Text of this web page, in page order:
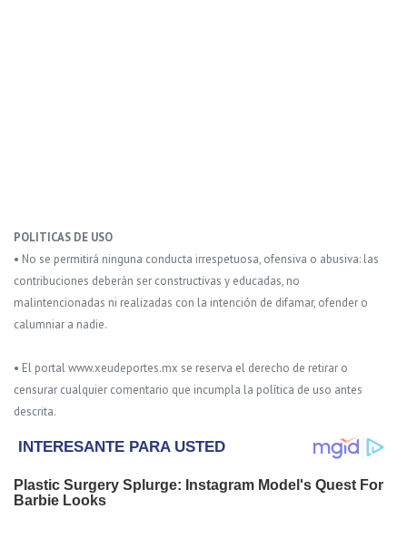
POLITICAS DE USO
• No se permitirá ninguna conducta irrespetuosa, ofensiva o abusiva: las
contribuciones deberán ser constructivas y educadas, no
malintencionadas ni realizadas con la intención de difamar, ofender o
calumniar a nadie.
• El portal www.xeudeportes.mx se reserva el derecho de retirar o
censurar cualquier comentario que incumpla la política de uso antes
descrita.